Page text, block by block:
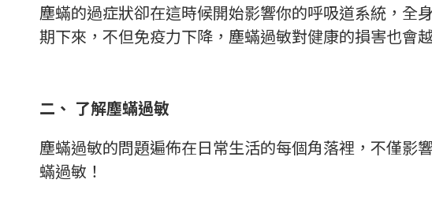
塵蟎的過症狀卻在這時候開始影響你的呼吸道系統，全
期下來，不但免疫力下降，塵蟎過敏對健康的損害也會
二、 了解塵蟎過敏
塵蟎過敏的問題遍佈在日常生活的每個角落裡，不僅影
蟎過敏！